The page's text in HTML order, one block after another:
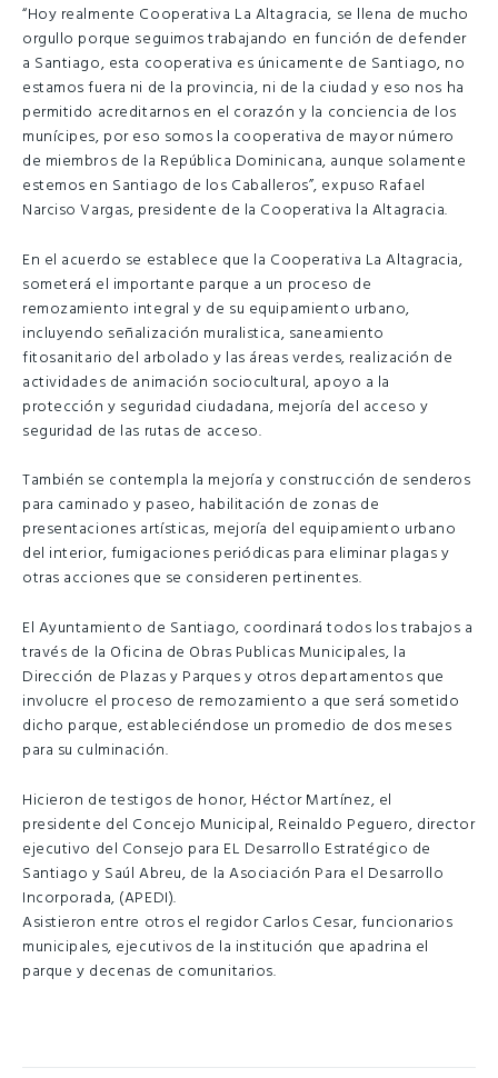
“Hoy realmente Cooperativa La Altagracia, se llena de mucho
orgullo porque seguimos trabajando en función de defender
a Santiago, esta cooperativa es únicamente de Santiago, no
estamos fuera ni de la provincia, ni de la ciudad y eso nos ha
permitido acreditarnos en el corazón y la conciencia de los
munícipes, por eso somos la cooperativa de mayor número
de miembros de la República Dominicana, aunque solamente
estemos en Santiago de los Caballeros”, expuso Rafael
Narciso Vargas, presidente de la Cooperativa la Altagracia.
En el acuerdo se establece que la Cooperativa La Altagracia,
someterá el importante parque a un proceso de
remozamiento integral y de su equipamiento urbano,
incluyendo señalización muralistica, saneamiento
fitosanitario del arbolado y las áreas verdes, realización de
actividades de animación sociocultural, apoyo a la
protección y seguridad ciudadana, mejoría del acceso y
seguridad de las rutas de acceso.
También se contempla la mejoría y construcción de senderos
para caminado y paseo, habilitación de zonas de
presentaciones artísticas, mejoría del equipamiento urbano
del interior, fumigaciones periódicas para eliminar plagas y
otras acciones que se consideren pertinentes.
El Ayuntamiento de Santiago, coordinará todos los trabajos a
través de la Oficina de Obras Publicas Municipales, la
Dirección de Plazas y Parques y otros departamentos que
involucre el proceso de remozamiento a que será sometido
dicho parque, estableciéndose un promedio de dos meses
para su culminación.
Hicieron de testigos de honor, Héctor Martínez, el
presidente del Concejo Municipal, Reinaldo Peguero, director
ejecutivo del Consejo para EL Desarrollo Estratégico de
Santiago y Saúl Abreu, de la Asociación Para el Desarrollo
Incorporada, (APEDI).
Asistieron entre otros el regidor Carlos Cesar, funcionarios
municipales, ejecutivos de la institución que apadrina el
parque y decenas de comunitarios.